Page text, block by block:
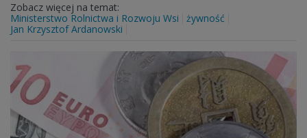
Zobacz więcej na temat:
Ministerstwo Rolnictwa i Rozwoju Wsi
żywność
Jan Krzysztof Ardanowski